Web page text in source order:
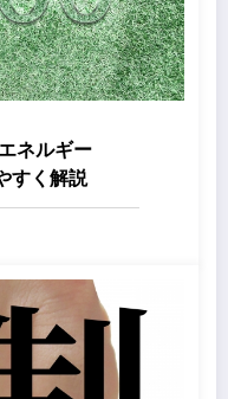
ネルギー
すく解説